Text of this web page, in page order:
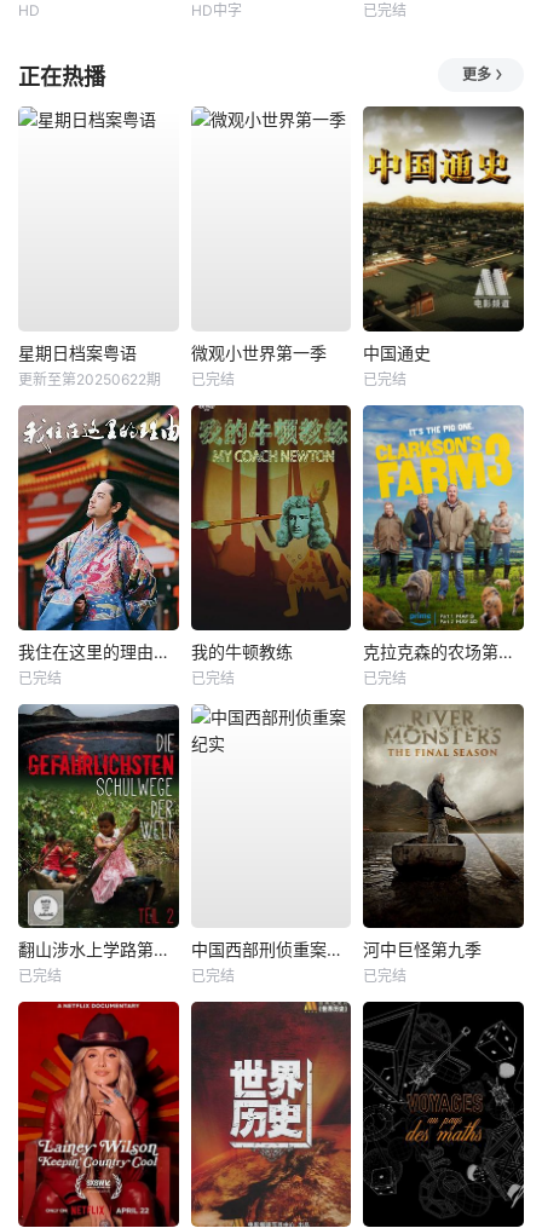
HD HD中字 已完结
正在热播 更多
星期日档案粤语
更新至第20250622期
微观小世界第一季
已完结
中国通史
已完结
我住在这里的理由第二季
已完结
我的牛顿教练
已完结
克拉克森的农场第三季
已完结
翻山涉水上学路第一季
已完结
中国西部刑侦重案纪实
已完结
河中巨怪第九季
已完结